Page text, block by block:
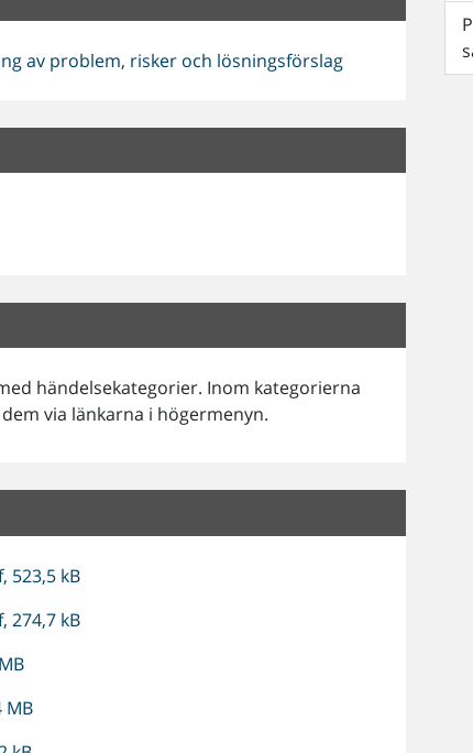
av problem, risker och lösningsförslag
händelsekategorier. Inom kategorierna
via länkarna i högermenyn.
523,5 kB
274,7 kB
MB